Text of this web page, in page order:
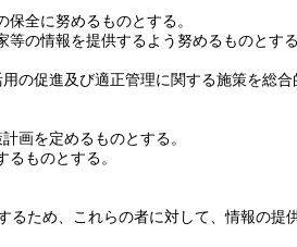
全に努めるものとする。
の情報を提供するよう努めるものとする
の促進及び適正管理に関する施策を総
画を定めるものとする。
ものとする。
ため、これらの者に対して、情報の提